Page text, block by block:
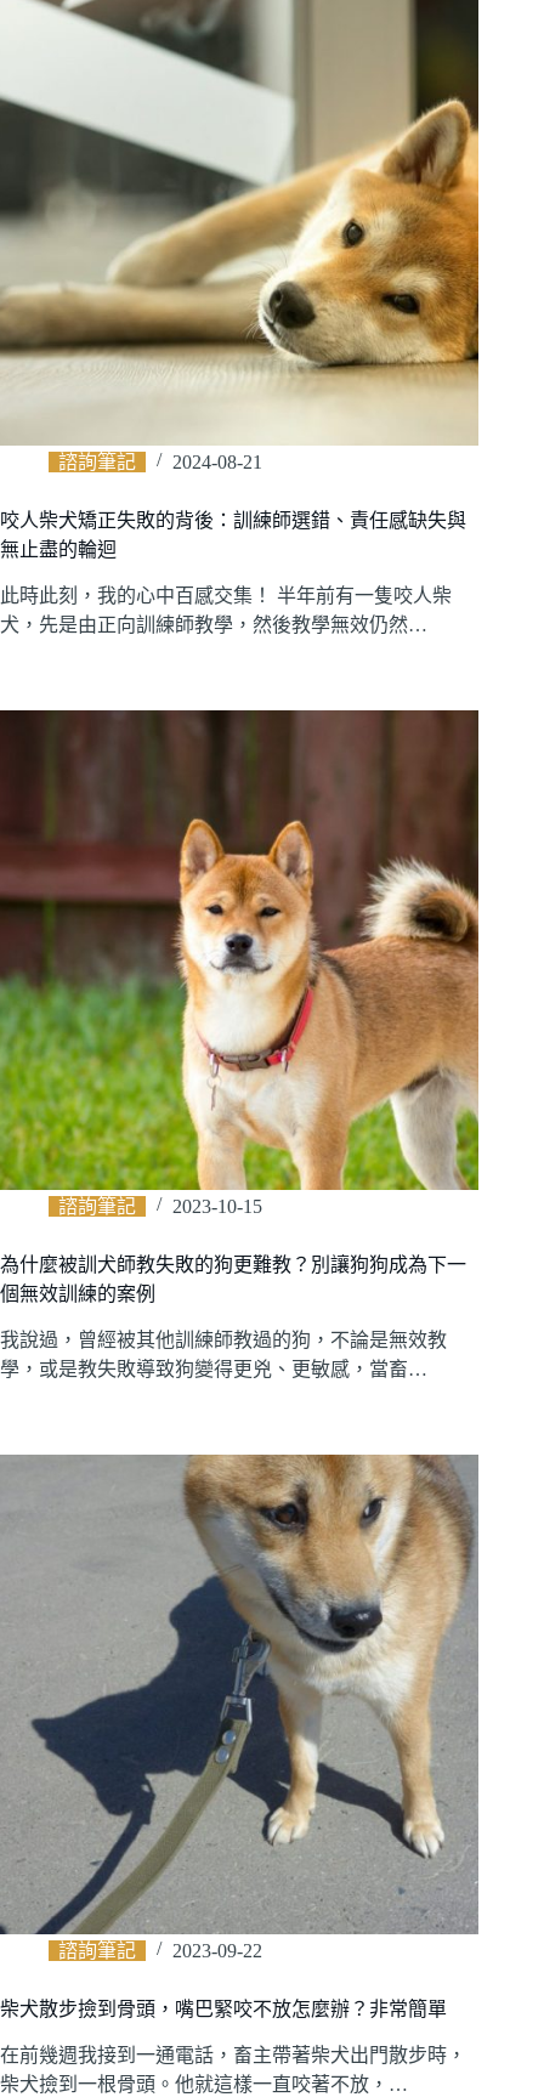
諮詢筆記 2024-08-21
咬人柴犬矯正失敗的背後：訓練師選錯、責任感缺失與
無止盡的輪迴
此時此刻，我的心中百感交集！ 半年前有一隻咬人柴
犬，先是由正向訓練師教學，然後教學無效仍然…
諮詢筆記 2023-10-15
為什麼被訓犬師教失敗的狗更難教？別讓狗狗成為下一
個無效訓練的案例
我說過，曾經被其他訓練師教過的狗，不論是無效教
學，或是教失敗導致狗變得更兇、更敏感，當畜…
諮詢筆記 2023-09-22
柴犬散步撿到骨頭，嘴巴緊咬不放怎麼辦？非常簡單
在前幾週我接到一通電話，畜主帶著柴犬出門散步時，
柴犬撿到一根骨頭。他就這樣一直咬著不放，…